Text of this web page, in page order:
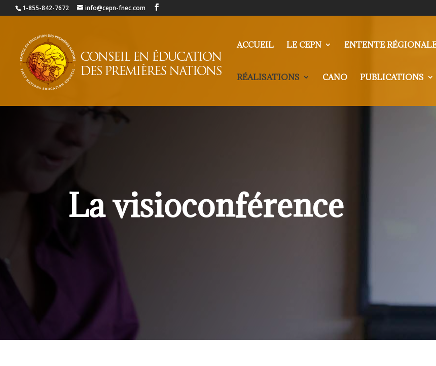
1-855-842-7672 info@cepn-fnec.com
ACCUEIL LE CEPN ENTENTE
RÉALISATIONS CANO PUBLICATIONS
La visioconférence